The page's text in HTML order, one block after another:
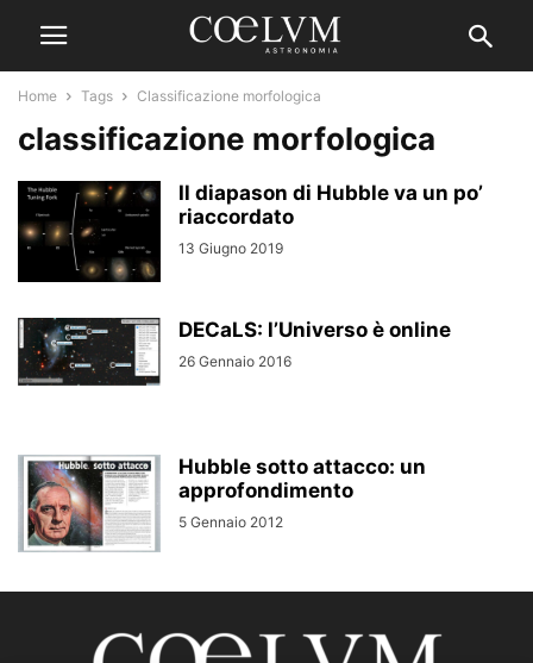
Home Tags Classificazione morfologica
classificazione morfologica
Il diapason di Hubble va un po’
riaccordato
13 Giugno 2019
DECaLS: l’Universo è online
26 Gennaio 2016
Hubble sotto attacco: un
approfondimento
5 Gennaio 2012